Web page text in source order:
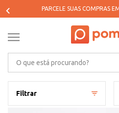
PARCELE SUAS COMPRAS
Filtrar